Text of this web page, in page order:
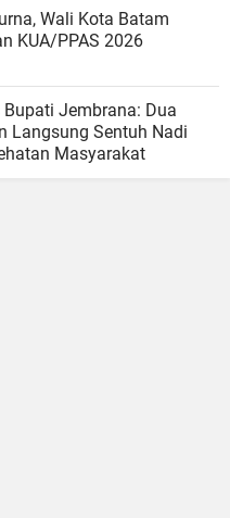
Wali Kota Batam
KUA/PPAS 2026
Jembrana: Dua
Langsung Sentuh Nadi
Masyarakat